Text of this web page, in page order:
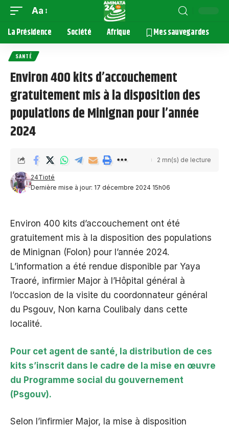
Aa
La Présidence Société Afrique Mes sauvegardes
SANTÉ
Environ 400 kits d’accouchement
gratuitement mis à la disposition des
populations de Minignan pour l’année
2024
Dernière mise à jour: 17 décembre 2024 15h06
24Tioté
2 mn(s) de lecture
Environ 400 kits d’accouchement ont été
gratuitement mis à la disposition des populations
de Minignan (Folon) pour l’année 2024.
L’information a été rendue disponible par Yaya
Traoré, infirmier Major à l’Hôpital général à
l’occasion de la visite du coordonnateur général
du Psgouv, Non karna Coulibaly dans cette
localité.
Pour cet agent de santé, la distribution de ces
kits s’inscrit dans le cadre de la mise en œuvre
du Programme social du gouvernement
(Psgouv).
Selon l’infirmier Major, la mise à disposition